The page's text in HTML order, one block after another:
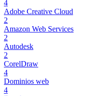
4
Adobe Creative Cloud
2
Amazon Web Services
2
Autodesk
2
CorelDraw
4
Dominios web
4